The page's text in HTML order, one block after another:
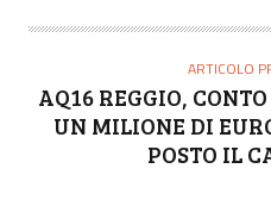
T
R
ARTICOLO
AQ16 REGGIO,
UN MILIONE DI
POSTO IL